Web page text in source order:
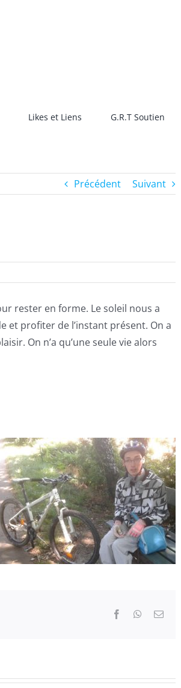
Likes et Liens G.R.T Soutien
Précédent Suivant
rester en forme. Le soleil nous a
et profiter de l’instant présent. On a
On n’a qu’une seule vie alors
FacebookWhatsApp
Email